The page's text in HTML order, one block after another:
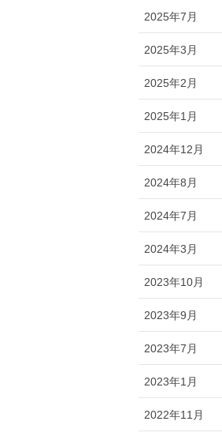
2025年7月
2025年3月
2025年2月
2025年1月
2024年12月
2024年8月
2024年7月
2024年3月
2023年10月
2023年9月
2023年7月
2023年1月
2022年11月